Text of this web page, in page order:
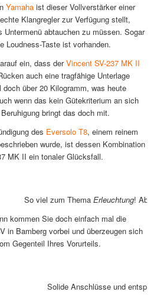
Yamahaist dieser Vollverstärker einer
Klangregler zur Verfügung stellt,
Untermenü abtauchen zu müssen. Sogar
Loudness-Taste ist vorhanden.
ein, dass derVincent SV-237 MK II
auch eine tragfähige Unterlage
über 20 Kilogramm, was heute
wenn das kein Gütekriterium an sich
bringt das doch mit.
des Eversolo T8, einem reinem
wurde, ist dessen Kombination
MK II ein tonaler Glücksfall.
So viel zum Thema Erleuchtung! Aber
kommen Sie doch einfach mal die
in Bamberg vorbei und überzeugen sich
Gegenteil Ihres Vorurteils.
Solide Anschlüsse und